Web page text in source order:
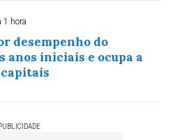
1 hora
desempenho do
anos iniciais e ocupa a
capitais